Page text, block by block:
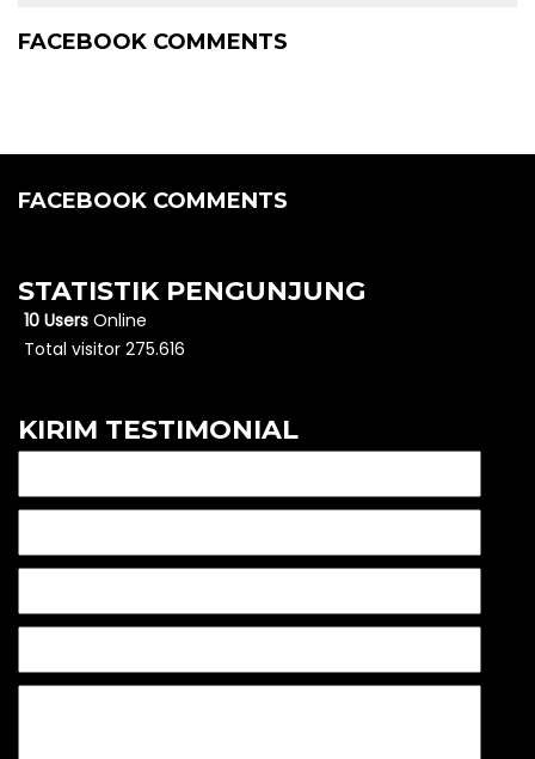
FACEBOOK COMMENTS
FACEBOOK COMMENTS
STATISTIK PENGUNJUNG
10 Users Online
Total visitor 275.616
KIRIM TESTIMONIAL